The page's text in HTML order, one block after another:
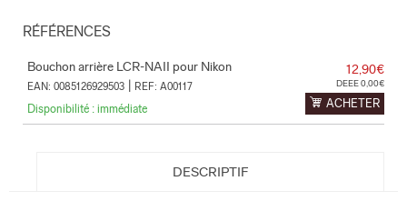
RÉFÉRENCES
Bouchon arrière LCR-NAII pour Nikon
EAN: 0085126929503 | REF: A00117
Disponibilité : immédiate
12,90€
DEEE 0,00€
ACHETER
DESCRIPTIF